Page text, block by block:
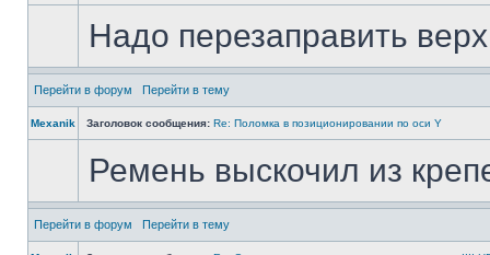
Надо перезаправить
Перейти в форум Перейти в тему
Mexanik Заголовок сообщения: Re: Поломка в позиционировании по оси Y
Ремень выскочил из
Перейти в форум Перейти в тему